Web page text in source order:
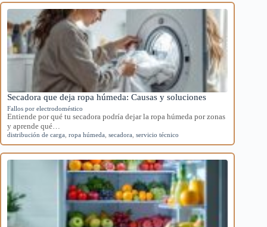
Secadora que deja ropa húmeda: Causas y soluciones
Fallos por electrodoméstico
Entiende por qué tu secadora podría dejar la ropa húmeda por zonas
y aprende qué…
distribución de carga ropa húmeda secadora servicio técnico